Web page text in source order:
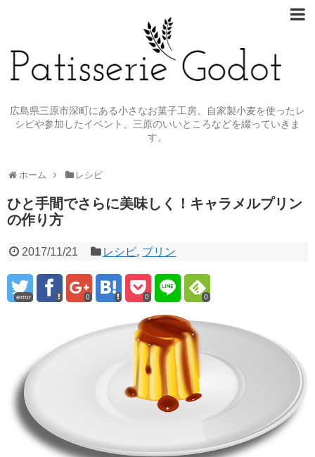
広島県三原市深町にある小さなお菓子工房。自家製小麦を使ったレ
シピや参加したイベント、三原のいいところなどを綴っていきま
す。
ホーム レシピ
ひと手間でさらに美味しく！キャラメルプリン
の作り方
2017/11/21 レシピ, プリン
error 0 0 0